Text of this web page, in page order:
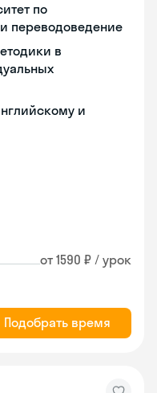
по
переводоведение
в
и
от 1590 ₽ / урок
Подобрать время